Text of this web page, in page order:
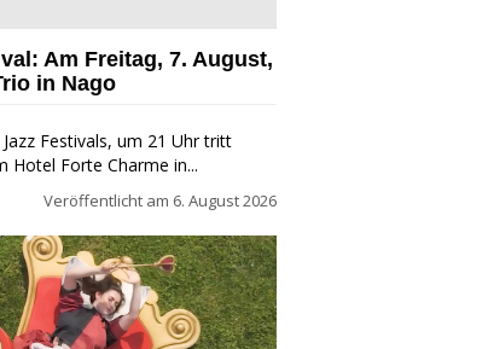
Gast beim Garda Jazz Festival
Am Freitag, 7. August,
in Nago
Festivals, um 21 Uhr tritt
Hotel Forte Charme in...
Veröffentlicht am 6. August 2026